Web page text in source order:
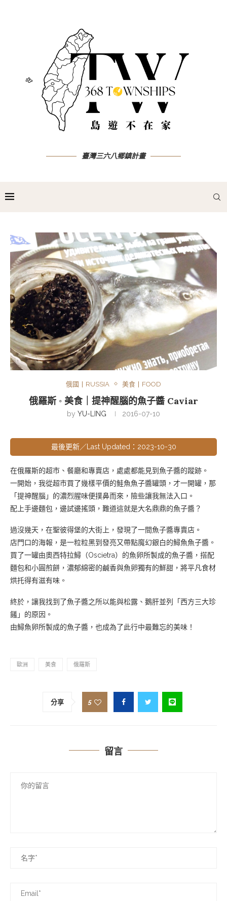
臺灣三六八鄉鎮計畫
俄國丨RUSSIA 美食丨FOOD
俄羅斯 ◦ 美食｜提神醒腦的魚子醬 Caviar
by YU-LING 2016-07-10
最後更新／Last Updated：2023-10-30
在俄羅斯的超市、餐廳和專賣店，處處都能見到魚子醬的蹤跡。
一開始，我從超市買了幾樣平價的鮭魚魚子醬罐頭，才一開罐，那
「提神醒腦」的濃烈腥味便撲鼻而來，險些讓我無法入口。
配上手邊麵包，邊試邊搖頭，難道這就是大名鼎鼎的魚子醬？
過沒幾天，在聖彼得堡的大街上，發現了一間魚子醬專賣店。
店門口的海報，是一粒粒黑到發亮又帶點魔幻銀白的鱘魚魚子醬。
買了一罐由奧西特拉鱘（Oscietra）的魚卵所製成的魚子醬，搭配
麵包和小圓煎餅，濃郁綿密的鹹香與魚卵獨有的鮮甜，將平凡食材
烘托得有滋有味。
終於，讓我找到了魚子醬之所以能與松露、鵝肝並列「西方三大珍
饈」的原因。
由鱘魚卵所製成的魚子醬，也成為了此行中最難忘的美味！
歐洲 美食 俄羅斯
分享 5
留言